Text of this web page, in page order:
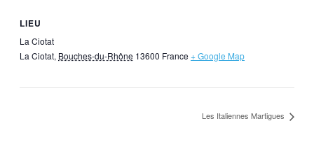
LIEU
La Ciotat
La Ciotat, Bouches-du-Rhône 13600 France + Google Map
Les Italiennes Martigues